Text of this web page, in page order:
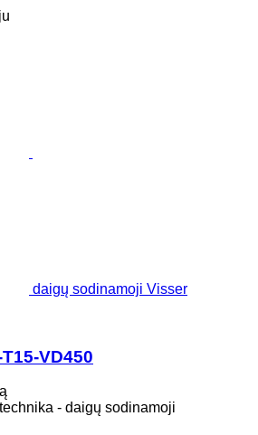
daigų sodinamoji Visser
VD450
- daigų sodinamoji